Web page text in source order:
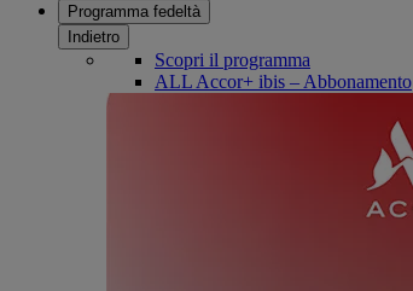
Programma fedeltà
Indietro
Scopri il programma
ALL Accor+ ibis – Abbonamento